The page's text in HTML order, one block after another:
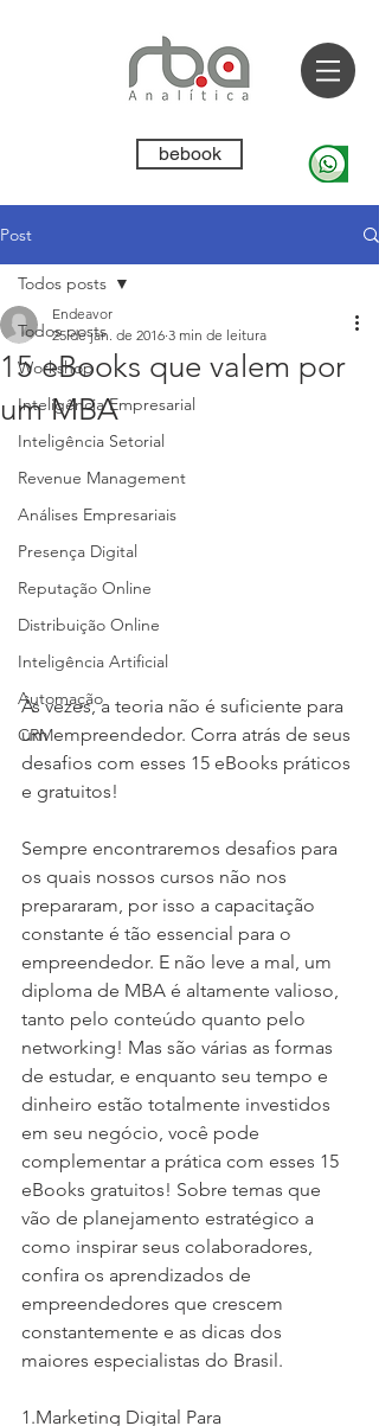
bebook
Post
Todos posts
Workshop
Inteligência Empresarial
Inteligência Setorial
Revenue Management
Análises Empresariais
Presença Digital
Reputação Online
Distribuição Online
Inteligência Artificial
Automação
CRM
Todos posts
15 eBooks que valem por
um MBA
Endeavor
25 de jan. de 2016 3 min de leitura
Às vezes, a teoria não é suficiente para
um empreendedor. Corra atrás de seus
desafios com esses 15 eBooks práticos
e gratuitos!
Sempre encontraremos desafios para
os quais nossos cursos não nos
prepararam, por isso a capacitação
constante é tão essencial para o
empreendedor. E não leve a mal, um
diploma de MBA é altamente valioso,
tanto pelo conteúdo quanto pelo
networking! Mas são várias as formas
de estudar, e enquanto seu tempo e
dinheiro estão totalmente investidos
em seu negócio, você pode
complementar a prática com esses 15
eBooks gratuitos! Sobre temas que
vão de planejamento estratégico a
como inspirar seus colaboradores,
confira os aprendizados de
empreendedores que crescem
constantemente e as dicas dos
maiores especialistas do Brasil.
1.Marketing Digital Para